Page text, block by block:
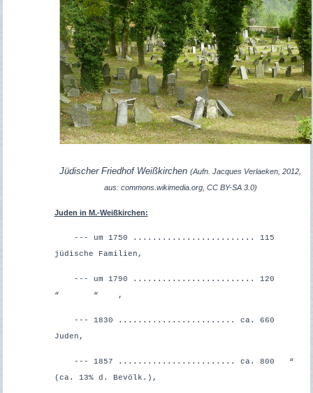
Jüdischer Friedhof Weißkirchen(Aufn. Jacques Verlaeken, 2012,
aus: commons.wikimedia.org, CC BY-SA 3.0)
Juden in M.-Weißkirchen:
--- um 1750 ......................... 115
jüdische Familien,
--- um 1790 ......................... 120
“ “ ,
--- 1830 ........................ ca. 660
Juden,
--- 1857 ........................ ca. 800 “
(ca. 13% d. Bevölk.),